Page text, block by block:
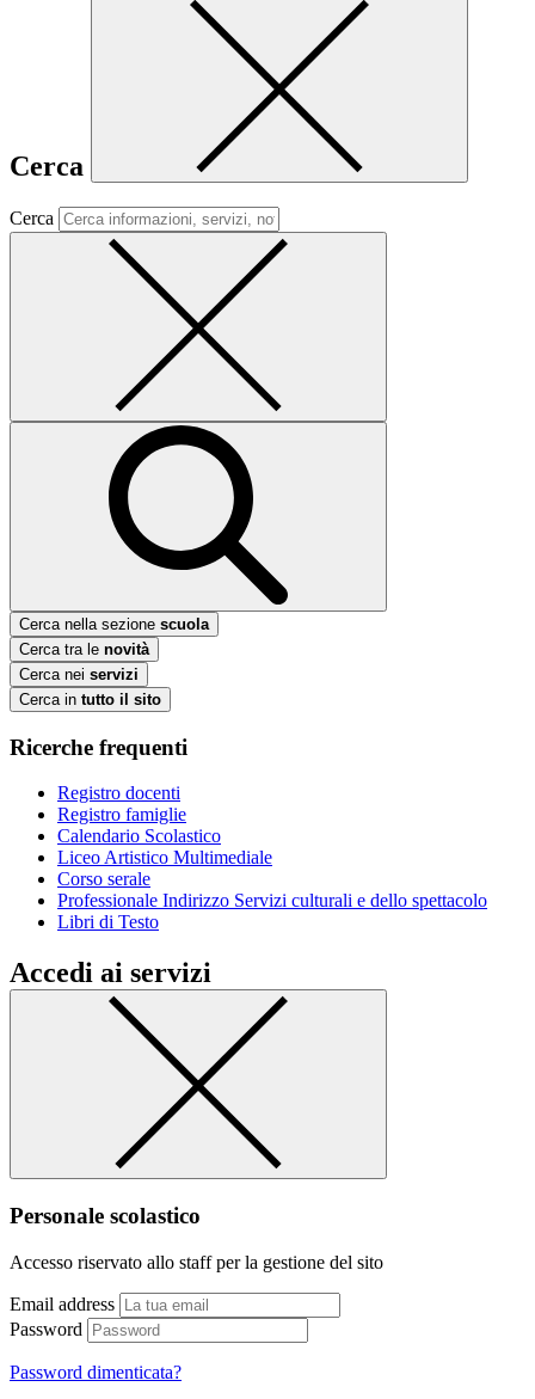
Cerca
Cerca
Cerca nella sezione scuola
Cerca tra le novità
Cerca nei servizi
Cerca in tutto il sito
Ricerche frequenti
Registro docenti
Registro famiglie
Calendario Scolastico
Liceo Artistico Multimediale
Corso serale
Professionale Indirizzo Servizi culturali e dello spettacolo
Libri di Testo
Accedi ai servizi
Personale scolastico
Accesso riservato allo staff per la gestione del sito
Email address
Password
Password dimenticata?